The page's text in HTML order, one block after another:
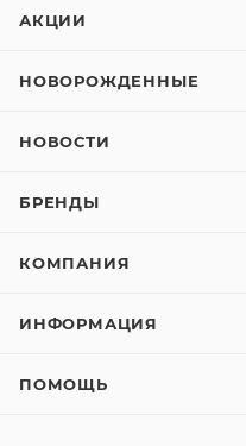
АКЦИИ
НОВОРОЖДЕННЫЕ
НОВОСТИ
БРЕНДЫ
КОМПАНИЯ
ИНФОРМАЦИЯ
ПОМОЩЬ